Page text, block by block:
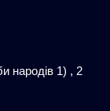
народів 1) , 2